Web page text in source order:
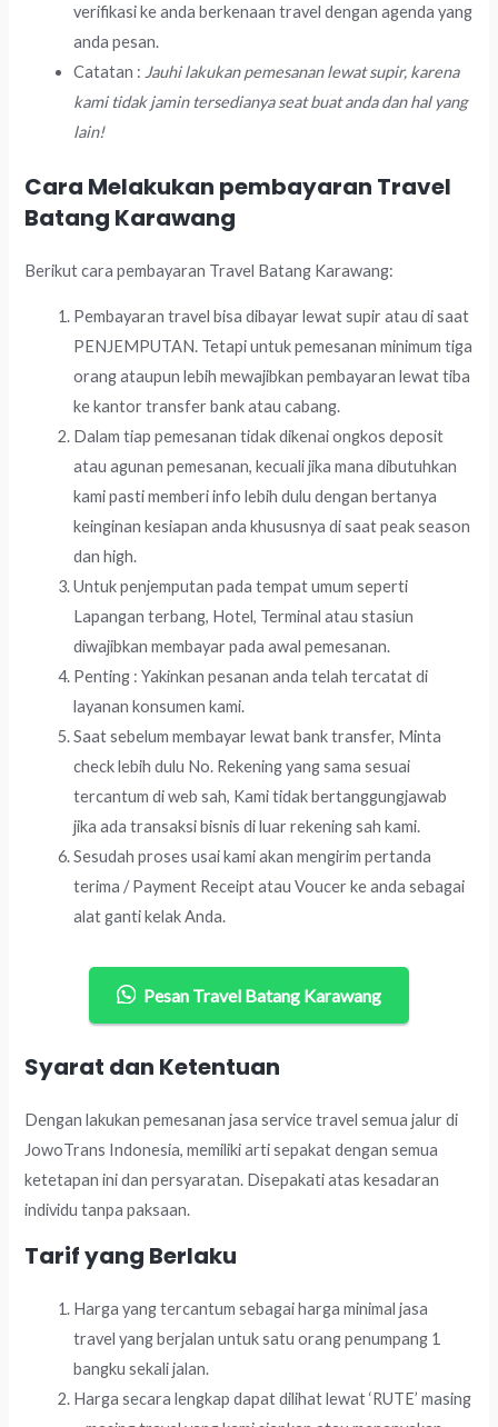
verifikasi ke anda berkenaan travel dengan agenda yang
anda pesan.
Catatan : Jauhi lakukan pemesanan lewat supir, karena
kami tidak jamin tersedianya seat buat anda dan hal yang
lain!
Cara Melakukan pembayaran Travel
Batang Karawang
Berikut cara pembayaran Travel Batang Karawang:
Pembayaran travel bisa dibayar lewat supir atau di saat
PENJEMPUTAN. Tetapi untuk pemesanan minimum tiga
orang ataupun lebih mewajibkan pembayaran lewat tiba
ke kantor transfer bank atau cabang.
Dalam tiap pemesanan tidak dikenai ongkos deposit
atau agunan pemesanan, kecuali jika mana dibutuhkan
kami pasti memberi info lebih dulu dengan bertanya
keinginan kesiapan anda khususnya di saat peak season
dan high.
Untuk penjemputan pada tempat umum seperti
Lapangan terbang, Hotel, Terminal atau stasiun
diwajibkan membayar pada awal pemesanan.
Penting : Yakinkan pesanan anda telah tercatat di
layanan konsumen kami.
Saat sebelum membayar lewat bank transfer, Minta
check lebih dulu No. Rekening yang sama sesuai
tercantum di web sah, Kami tidak bertanggungjawab
jika ada transaksi bisnis di luar rekening sah kami.
Sesudah proses usai kami akan mengirim pertanda
terima / Payment Receipt atau Voucer ke anda sebagai
alat ganti kelak Anda.
Pesan Travel Batang Karawang
Syarat dan Ketentuan
Dengan lakukan pemesanan jasa service travel semua jalur di
JowoTrans Indonesia, memiliki arti sepakat dengan semua
ketetapan ini dan persyaratan. Disepakati atas kesadaran
individu tanpa paksaan.
Tarif yang Berlaku
Harga yang tercantum sebagai harga minimal jasa
travel yang berjalan untuk satu orang penumpang 1
bangku sekali jalan.
Harga secara lengkap dapat dilihat lewat ‘RUTE’ masing